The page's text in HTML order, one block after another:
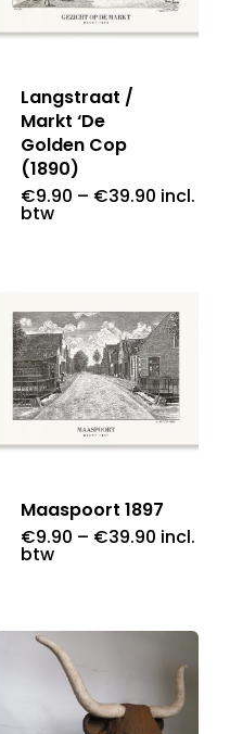
Langstraat /
Markt ‘De
Golden Cop
(1890)
€9.90 – €39.90 incl.
btw
Maaspoort 1897
€9.90 – €39.90 incl.
btw